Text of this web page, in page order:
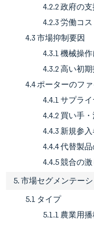
4.2.2 政府の
4.2.3 労働コ
4.3 市場抑制要因
4.3.1 機械操
4.3.2 高い初
4.4 ポーターのフ
4.4.1 サプラ
4.4.2 買い手
4.4.3 新規参
4.4.4 代替製
4.4.5 競合の激
5. 市場セグメンテー
5.1 タイプ
5.1.1 農業用